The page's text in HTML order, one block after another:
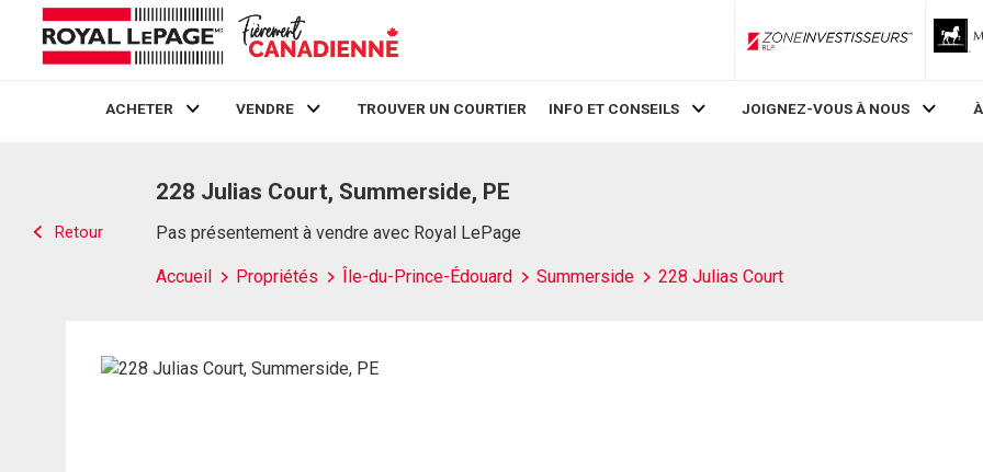
ZoneInvestisseurs RLP
ACHETER VENDRE TROUVER UN COURTIER INFO ET CONSEILS JOIGNEZ-VOUS À NOUS
Retour
228 Julias Court, Summerside, PE
Pas présentement à vendre avec Royal LePage
Accueil Propriétés Île-du-Prince-Édouard Summerside 228 Julias Court